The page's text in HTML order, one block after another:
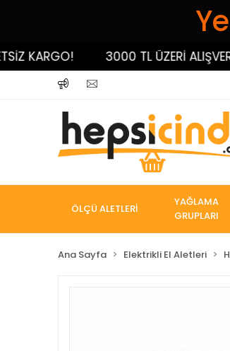
3000 TL ÜZERİ
ÖLÇÜ ALETLERİ
YAĞLAMA
GRUPLARI
Ana Sayfa Elektrikli El Aletleri